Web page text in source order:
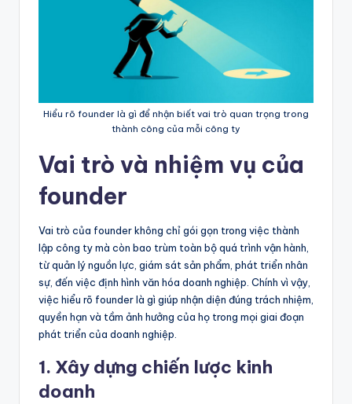
Hiểu rõ founder là gì để nhận biết vai trò quan trọng trong
thành công của mỗi công ty
Vai trò và nhiệm vụ của
founder
Vai trò của founder không chỉ gói gọn trong việc thành
lập công ty mà còn bao trùm toàn bộ quá trình vận hành,
từ quản lý nguồn lực, giám sát sản phẩm, phát triển nhân
sự, đến việc định hình văn hóa doanh nghiệp. Chính vì vậy,
việc hiểu rõ founder là gì giúp nhận diện đúng trách nhiệm,
quyền hạn và tầm ảnh hưởng của họ trong mọi giai đoạn
phát triển của doanh nghiệp.
1. Xây dựng chiến lược kinh
doanh